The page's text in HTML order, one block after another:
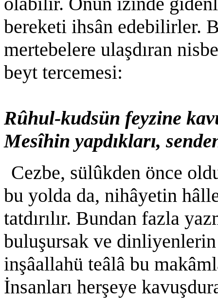
bereketi ihsân edebilirler.
mertebelere ulaşdıran
beyt tercemesi:
Rûhul-kudsün feyzine
Mesîhin yapdıkları,
Cezbe, sülûkden önce
bu yolda da, nihâyetin
tatdırılır. Bundan fazla
buluşursak ve dinliyenlerin
inşâallahü teâlâ bu
İnsanları herşeye